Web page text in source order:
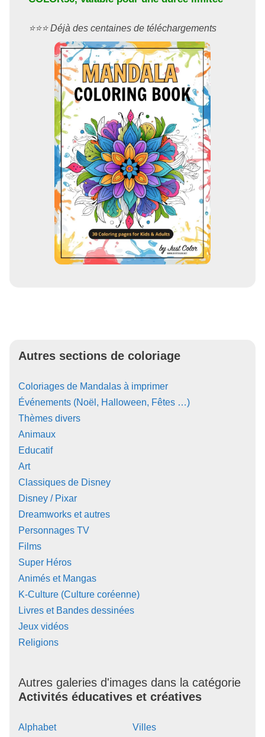
⭐️⭐️⭐️ Déjà des centaines de téléchargements
Autres sections de coloriage
Coloriages de Mandalas à imprimer
Événements (Noël, Halloween, Fêtes …)
Thèmes divers
Animaux
Educatif
Art
Classiques de Disney
Disney / Pixar
Dreamworks et autres
Personnages TV
Films
Super Héros
Animés et Mangas
K-Culture (Culture coréenne)
Livres et Bandes dessinées
Jeux vidéos
Religions
Autres galeries d'images dans la catégorie
Activités éducatives et créatives
Alphabet
Villes